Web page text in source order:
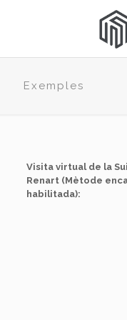
Exemples
Visita virtual de la
Renart (Mètode
habilitada):